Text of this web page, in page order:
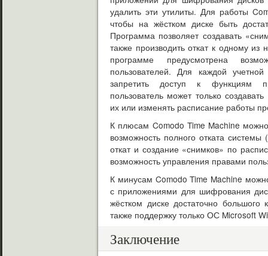
удалить эти утилиты. Для работы
чтобы на жёстком диске быть
Программа позволяет создавать
также производить откат к одному
программе предусмотрена
пользователей. Для каждой
запретить доступ к функциям
пользователь может только
их или изменять расписание работы
К плюсам Comodo Time Machine
возможность полного отката
откат и создание «снимков» по
возможность управления правами
К минусам Comodo Time Machine
с приложениями для шифрования
жёстком диске достаточно большого
также поддержку только ОС Microsoft
Заключение